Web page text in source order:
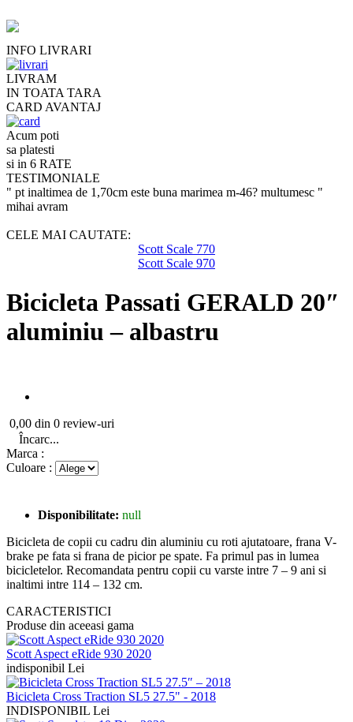
INFO LIVRARI
LIVRAM
IN TOATA TARA
CARD AVANTAJ
Acum poti
sa platesti
si in 6 RATE
TESTIMONIALE
" pt inaltimea de 1,70cm este buna marimea m-46? multumesc "
mihai avram
CELE MAI CAUTATE:
Scott Scale 770
Scott Scale 970
Bicicleta Passati GERALD 20″
aluminiu – albastru
0,00 din 0 review-uri
Încarc...
Marca :
Culoare :
Disponibilitate: null
Bicicleta de copii cu cadru din aluminiu cu roti ajutatoare, frana V-
brake pe fata si frana de picior pe spate. Fa primul pas in lumea
bicicletelor. Recomandata pentru copii cu varste intre 7 – 9 ani si
inaltimi intre 114 – 132 cm.
CARACTERISTICI
Produse din aceeasi gama
Scott Aspect eRide 930 2020
indisponibil Lei
Bicicleta Cross Traction SL5 27.5" - 2018
INDISPONIBIL Lei